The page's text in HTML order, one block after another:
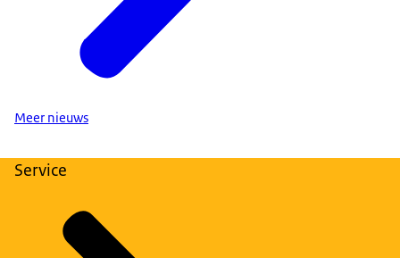
Meer nieuws
Service